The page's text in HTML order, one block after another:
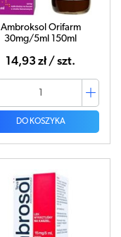
Ambroksol Orifarm
30mg/5ml 150ml
14,93 zł / szt.
DO KOSZYKA